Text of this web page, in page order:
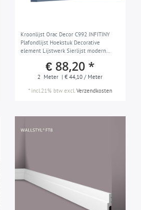
Kroonlijst Orac Decor C992 INFITINY
Plafondlijst Hoekstuk Decorative
element Lijstwerk Sierlijst modern
€ 88,20 *
2 Meter | € 44,10 / Meter
* incl.21% btwexcl.Verzendkosten